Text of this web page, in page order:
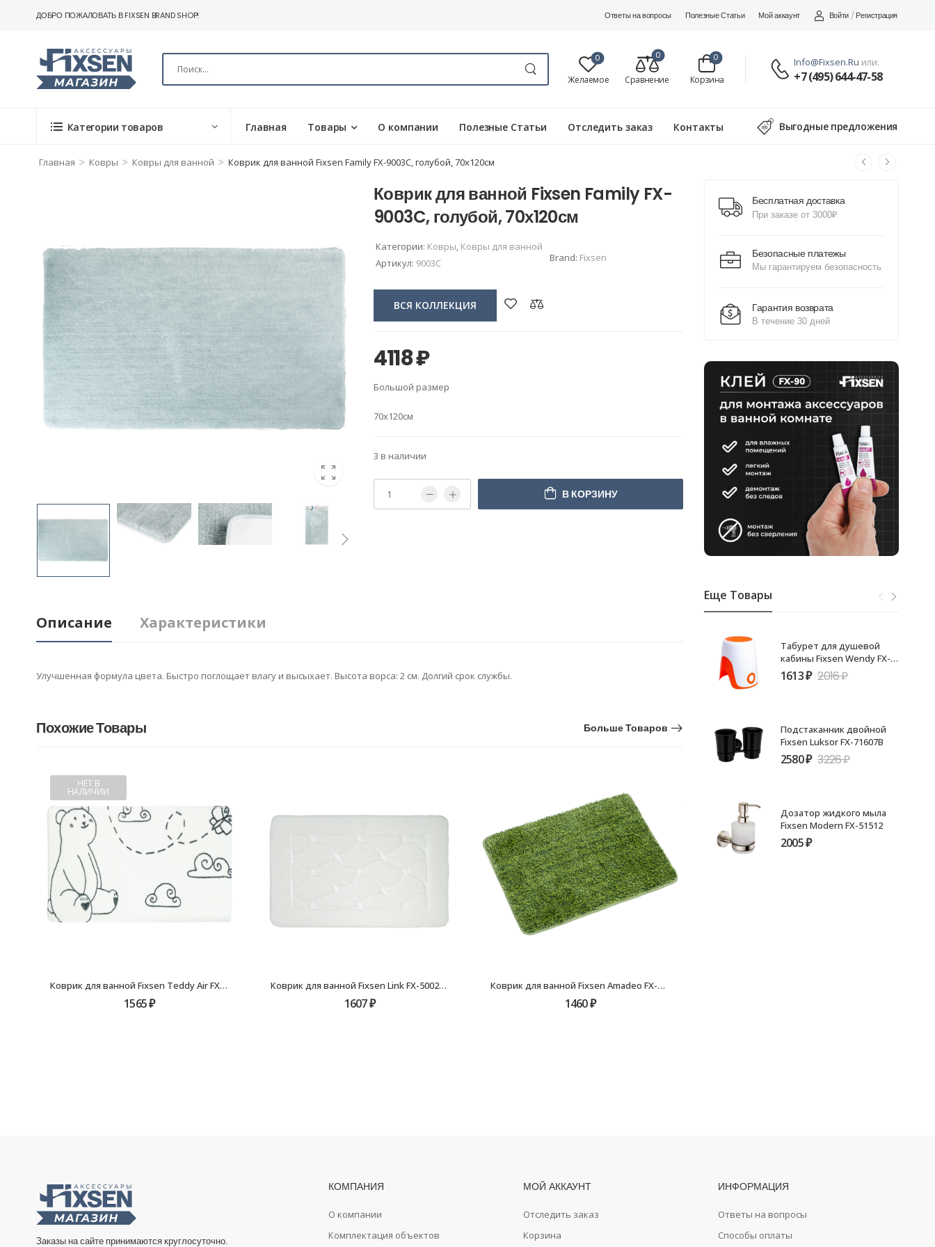
ДОБРО ПОЖАЛОВАТЬ В FIXSEN BRAND SHOP! Ответы на вопросы Полезные Статьи Мой аккаунт Войти / Регистрация
0
Желаемое
0
Сравнение Корзина
0 Info@fixsen.ru или:
+7 (495) 644-47-58
Категории товаров Главная Товары О компании Полезные Статьи Отследить заказ Контакты Выгодные предложения
Главная > Ковры > Ковры для ванной > Коврик для ванной Fixsen Family FX-9003C, голубой, 70х120см
Бесплатная доставка
При заказе от 3000₽
Безопасные платежы
Мы гарантируем безопасность
Гарантия возврата
В течение 30 дней
Еще Товары
Табурет для душевой
кабины Fixsen Wendy FX-
7073-93 оранжевая
1613₽ 2016₽
Подстаканник двойной
Fixsen Luksor FX-71607B
2580₽ 3226₽
Дозатор жидкого мыла
Fixsen Modern FX-51512
2005₽
Коврик для ванной Fixsen Family FX-
9003C, голубой, 70х120см
Категории: Ковры, Ковры для ванной
Артикул: 9003C Brand: Fixsen
ВСЯ КОЛЛЕКЦИЯ
4118₽
Большой размер
70х120см
3 в наличии
В КОРЗИНУ
Описание Характеристики
Улучшенная формула цвета. Быстро поглощает влагу и высыхает. Высота ворса: 2 см. Долгий срок службы.
Похожие Товары Больше Товаров
НЕТ В
НАЛИЧИИ
Коврик для ванной Fixsen Teddy Air FX-6001T, белый, 50х80см
1565₽
Коврик для ванной Fixsen Link FX-5002W, белый, 50х80см
1607₽
Коврик для ванной Fixsen Amadeo FX-3001F, зеленый, 50х70см.
1460₽
Заказы на сайте принимаются круглосуточно.
КОМПАНИЯ
О компании
Комплектация объектов
МОЙ АККАУНТ
Отследить заказ
Корзина
ИНФОРМАЦИЯ
Ответы на вопросы
Способы оплаты